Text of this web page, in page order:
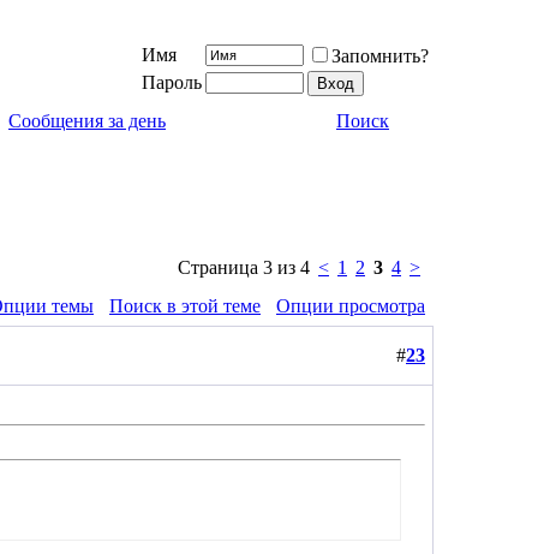
Имя
Запомнить?
Пароль
Сообщения за день
Поиск
Страница 3 из 4 < 1 2 3 4 >
темы
Поиск в этой теме Опции просмотра
#23